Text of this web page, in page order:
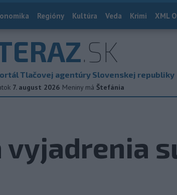
Regióny Kultúra Veda Krimi XML
.SK
Tlačovej agentúry Slovenskej republiky
7. august 2026 Meniny má Štefánia
vyjadrenia